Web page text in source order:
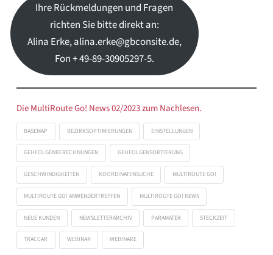
Ihre Rückmeldungen und Fragen
richten Sie bitte direkt an:
Alina Erke, alina.erke@gbconsite.de,
Fon + 49-89-30905297-5.
Die MultiRoute Go! News 02/2023 zum Nachlesen.
BASEMAP BEZIRKSOPTIMIERUNGEN EINSTELLUNGEN
GEHFOLGENBERECHNUNGEN GEHFOLGENSORTIERUNG
GESCHWINDIGKEITEN KOORDINATENSUCHE MULTIROUTE GO!
MULTIROUTE GO! ANWENDERTREFFEN MULTIROUTE GO! NEWS
NEUE KUNDEN NEWSLETTERARCHIV PARAMATER STECKZEIT
TRACCAR WEBINAR WEBINARE